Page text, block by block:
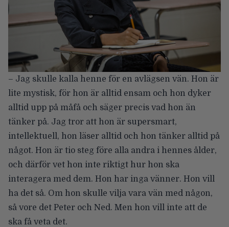
– Jag skulle kalla henne för en avlägsen vän. Hon är
lite mystisk, för hon är alltid ensam och hon dyker
alltid upp på måfå och säger precis vad hon än
tänker på. Jag tror att hon är supersmart,
intellektuell, hon läser alltid och hon tänker alltid på
något. Hon är tio steg före alla andra i hennes ålder,
och därför vet hon inte riktigt hur hon ska
interagera med dem. Hon har inga vänner. Hon vill
ha det så. Om hon skulle vilja vara vän med någon,
så vore det Peter och Ned. Men hon vill inte att de
ska få veta det.